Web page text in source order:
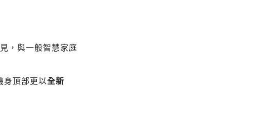
，與一般智慧家庭
身頂部更以全新